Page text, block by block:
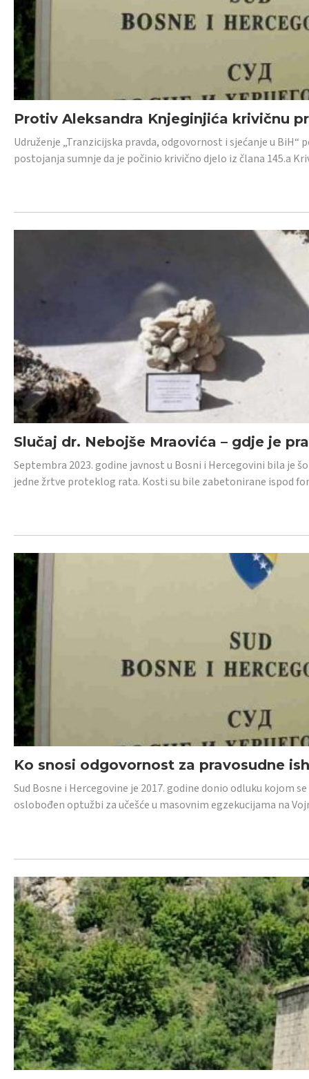
Protiv Aleksandra Knjeginjića krivičnu
Udruženje „Tranzicijska pravda, odgovornost i sjećanje u
postojanja sumnje da je počinio krivično djelo iz člana 145.a
Slučaj dr. Nebojše Mraovića – gdje je
Septembra 2023. godine javnost u Bosni i Hercegovini bila je
jedne žrtve proteklog rata. Kosti su bile zabetonirane ispod
Ko snosi odgovornost za pravosudne
Sud Bosne i Hercegovine je 2017. godine donio odluku kojom
oslobođen optužbi za učešće u masovnim egzekucijama na